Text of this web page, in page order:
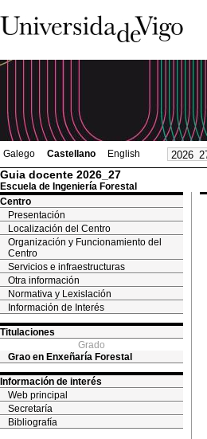
Galego Castellano English
Guia docente 2026_27
Escuela de Ingeniería Forestal
Centro
Presentación
Localización del Centro
Organización y Funcionamiento del
Centro
Servicios e infraestructuras
Otra información
Normativa y Lexislación
Información de Interés
Titulaciones
Grado
Grao en Enxeñaría Forestal
Información de interés
Web principal
Secretaría
Bibliografía